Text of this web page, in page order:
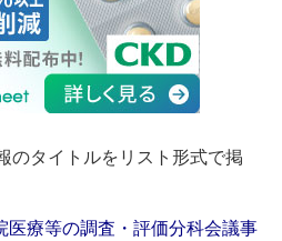
タイトルをリスト形式で掲
医療等の調査・評価分科会議事